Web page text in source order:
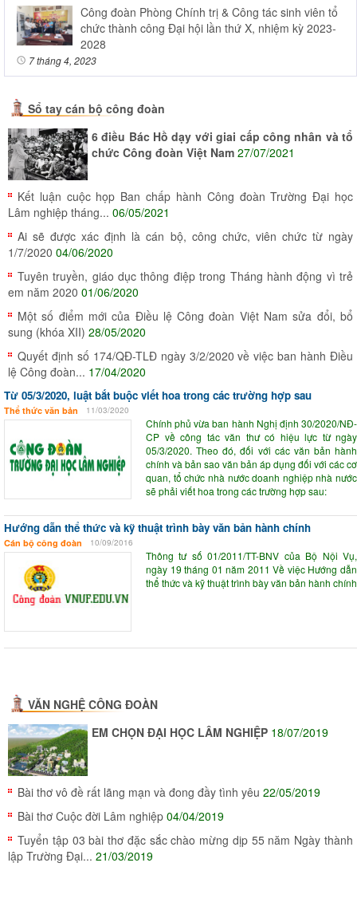
Công đoàn Phòng Chính trị & Công tác sinh viên tổ
chức thành công Đại hội lần thứ X, nhiệm kỳ 2023-
2028
7 tháng 4, 2023
Sổ tay cán bộ công đoàn
6 điều Bác Hồ dạy với giai cấp công nhân và tổ
chức Công đoàn Việt Nam 27/07/2021
Kết luận cuộc họp Ban chấp hành Công đoàn Trường Đại học
Lâm nghiệp tháng... 06/05/2021
Ai sẽ được xác định là cán bộ, công chức, viên chức từ ngày
1/7/2020 04/06/2020
Tuyên truyền, giáo dục thông điệp trong Tháng hành động vì trẻ
em năm 2020 01/06/2020
Một số điểm mới của Điều lệ Công đoàn Việt Nam sửa đổi, bổ
sung (khóa XII) 28/05/2020
Quyết định số 174/QĐ-TLĐ ngày 3/2/2020 về việc ban hành Điều
lệ Công đoàn... 17/04/2020
Từ 05/3/2020, luật bắt buộc viết hoa trong các trường hợp sau
Thể thức văn bản 11/03/2020
Chính phủ vừa ban hành Nghị định 30/2020/NĐ-
CP về công tác văn thư có hiệu lực từ ngày
05/3/2020. Theo đó, đối với các văn bản hành
chính và bản sao văn bản áp dụng đối với các cơ
quan, tổ chức nhà nước doanh nghiệp nhà nước
sẽ phải viết hoa trong các trường hợp sau:
Hướng dẫn thể thức và kỹ thuật trình bày văn bản hành chính
Cán bộ công đoàn 10/09/2016
Thông tư số 01/2011/TT-BNV của Bộ Nội Vụ,
ngày 19 tháng 01 năm 2011 Về việc Hướng dẫn
thể thức và kỹ thuật trình bày văn bản hành chính
VĂN NGHỆ CÔNG ĐOÀN
EM CHỌN ĐẠI HỌC LÂM NGHIỆP 18/07/2019
Bài thơ vô đề rất lãng mạn và đong đầy tình yêu 22/05/2019
Bài thơ Cuộc đời Lâm nghiệp 04/04/2019
Tuyển tập 03 bài thơ đặc sắc chào mừng dịp 55 năm Ngày thành
lập Trường Đại... 21/03/2019